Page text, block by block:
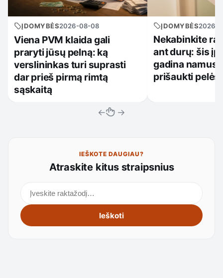
ĮDOMYBĖS2026-08-08
Viena PVM klaida gali
praryti jūsų pelną: ką
verslininkas turi suprasti
dar prieš pirmą rimtą
sąskaitą
ĮDOMYBĖS2026-
Nekabinkite
ant durų: šis
gadina namus
prišaukti
← →
IEŠKOTE DAUGIAU?
Atraskite kitus straipsnius
Ieškoti